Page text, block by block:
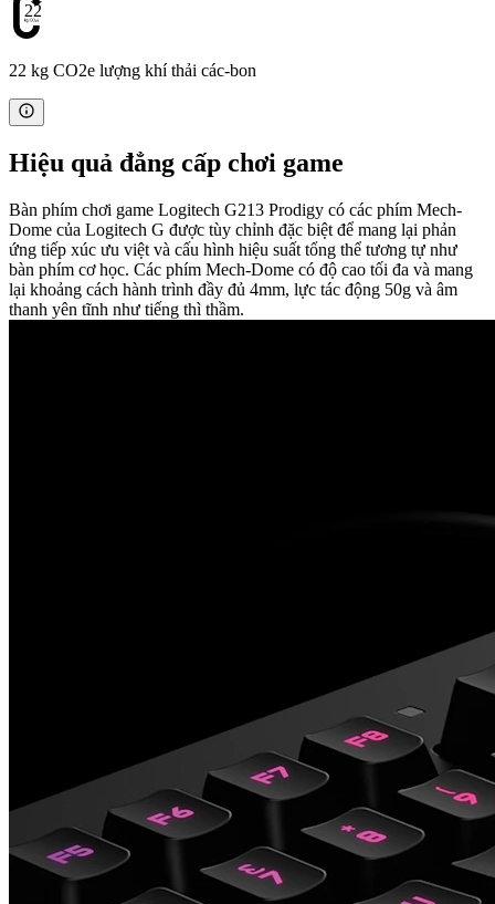
22
22 kg CO2e lượng khí thải các-bon
Hiệu quả đẳng cấp chơi game
Bàn phím chơi game Logitech G213 Prodigy có các phím Mech-
Dome của Logitech G được tùy chỉnh đặc biệt để mang lại phản
ứng tiếp xúc ưu việt và cấu hình hiệu suất tổng thể tương tự như
bàn phím cơ học. Các phím Mech-Dome có độ cao tối đa và mang
lại khoảng cách hành trình đầy đủ 4mm, lực tác động 50g và âm
thanh yên tĩnh như tiếng thì thầm.